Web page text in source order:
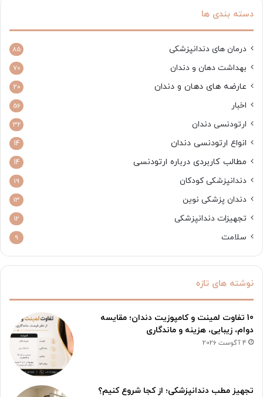
دسته بندی ها
درمان های دندانپزشکی 85
بهداشت دهان و دندان 70
عارضه های دهان و دندان 20
اخبار 56
ارتودنسی دندان 32
انواع ارتودنسی دندان 14
مطالب کاربردی درباره ارتودنسی 14
دندانپزشکی کودکان 19
دندان پزشکی نوین 13
تجهیزات دندانپزشکی 12
سلامت 9
نوشته های تازه
10 تفاوت لمینت و کامپوزیت دندان؛ مقایسه
دوام، زیبایی، هزینه و ماندگاری
4 آگوست 2026
تجهیز مطب دندانپزشکی؛ از کجا شروع کنیم؟